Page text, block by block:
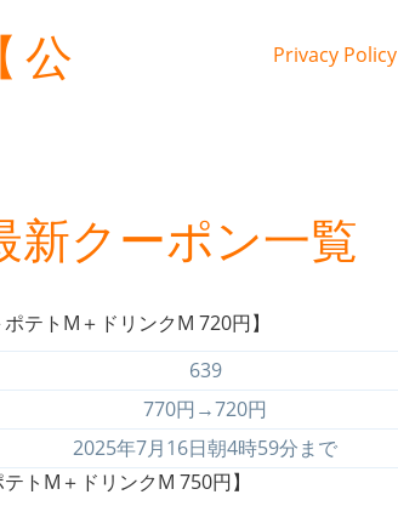
公
Privacy Policy
新クーポン一覧
テトM＋ドリンクM 720円】
639
770円→720円
2025年7月16日朝4時59分まで
トM＋ドリンクM 750円】